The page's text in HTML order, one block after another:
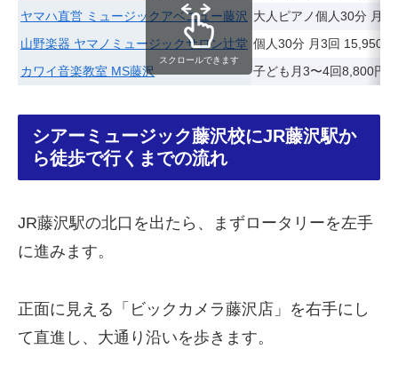
ヤマハ直営 ミュージックアベニュー藤沢 大人ピアノ個人30分 月3
山野楽器 ヤマノミュージックサロン辻堂 個人30分 月3回 15,950
カワイ音楽教室 MS藤沢
子ども月3〜4回8,800円
スクロールできます
シアーミュージック藤沢校にJR藤沢駅か
ら徒歩で行くまでの流れ
JR藤沢駅の北口を出たら、まずロータリーを左手
に進みます。
正面に見える「ビックカメラ藤沢店」を右手にし
て直進し、大通り沿いを歩きます。